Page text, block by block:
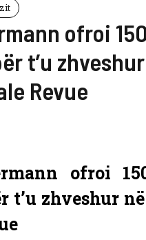
ofroi
t’u
Revue
ofroi
t’u zhveshur